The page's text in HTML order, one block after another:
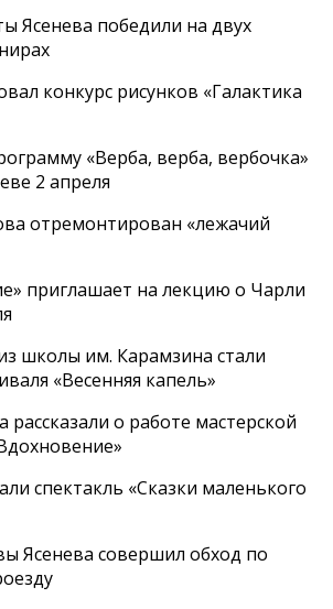
Ясенева победили на двух
конкурс рисунков «Галактика
«Верба, верба, вербочка»
2 апреля
отремонтирован «лежачий
приглашает на лекцию о Чарли
школы им. Карамзина стали
«Весенняя капель»
рассказали о работе мастерской
спектакль «Сказки маленького
Ясенева совершил обход по